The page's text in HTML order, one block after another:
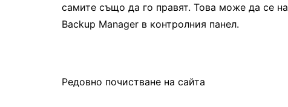
самите също да го правят. Това може да се
Backup Manager в контролния панел.
Редовно почистване на сайта